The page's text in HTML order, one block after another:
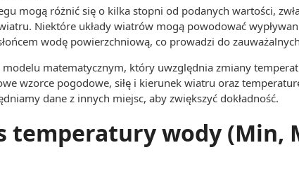
mogą różnić się o kilka stopni od podanych wartości,
Niektóre układy wiatrów mogą powodować
wodę powierzchniową, co prowadzi do
matematycznym, który uwzględnia zmiany
wzorce pogodowe, siłę i kierunek wiatru oraz
dane z innych miejsc, aby zwiększyć dokładność.
temperatury wody (Min,